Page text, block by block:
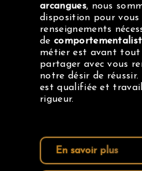
arcangues, nous
disposition pour
renseignements
de
métier est avant
partager avec vous
notre désir de
est qualifiée et
rigueur.
En savoir plus